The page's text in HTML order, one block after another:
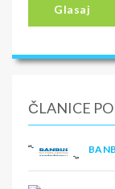
Glasaj
ČLANICE